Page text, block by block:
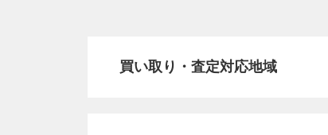
買い取り・査定対応地域